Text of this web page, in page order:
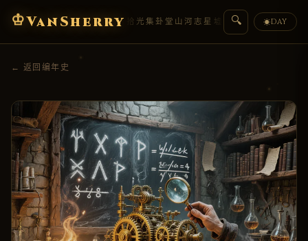
♔VanSherry
编年史典藏 拾光集卦堂 山河志 星墟 人物传 盟约
🔍 ☀DAY
← 返回编年史